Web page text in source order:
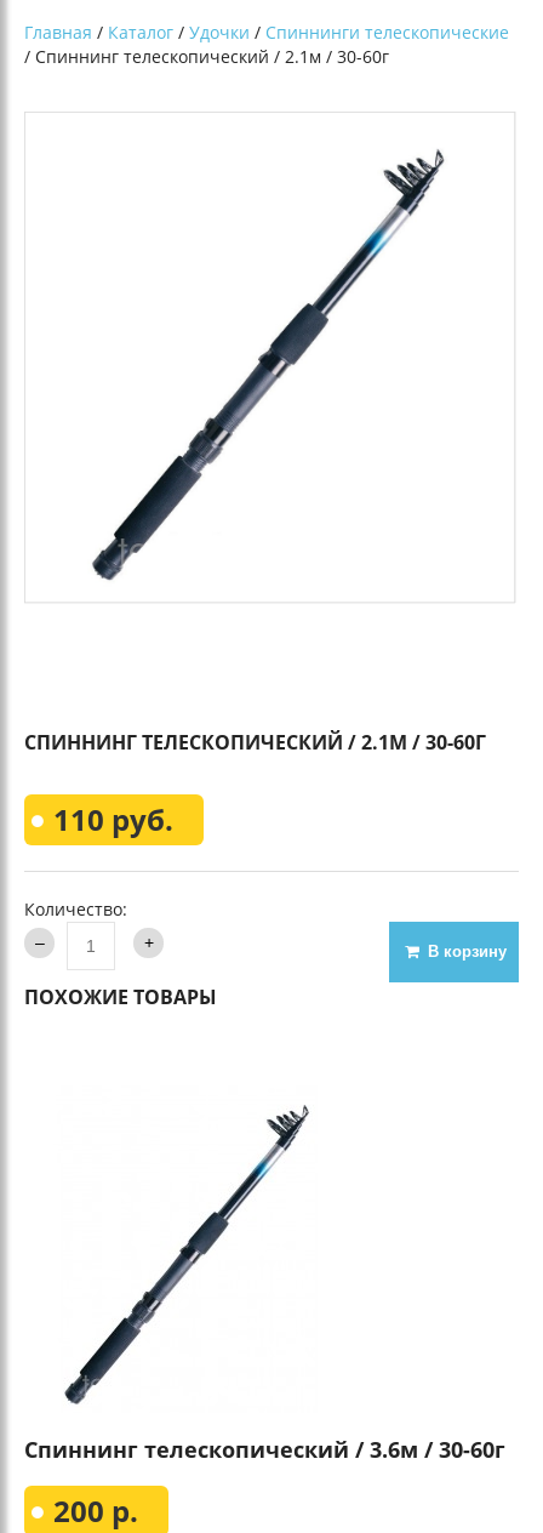
Главная / Каталог / Удочки / Спиннинги телескопические
/ Спиннинг телескопический / 2.1м / 30-60г
СПИННИНГ ТЕЛЕСКОПИЧЕСКИЙ / 2.1М / 30-60Г
110 руб.
Количество:
В корзину
ПОХОЖИЕ ТОВАРЫ
Спиннинг телескопический / 3.6м / 30-60г
200 р.